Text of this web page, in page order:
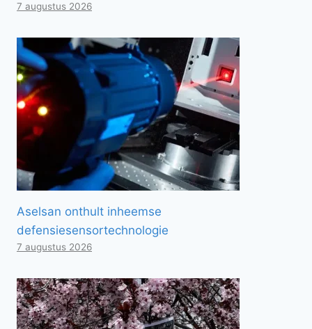
7 augustus 2026
Aselsan onthult inheemse
defensiesensortechnologie
7 augustus 2026